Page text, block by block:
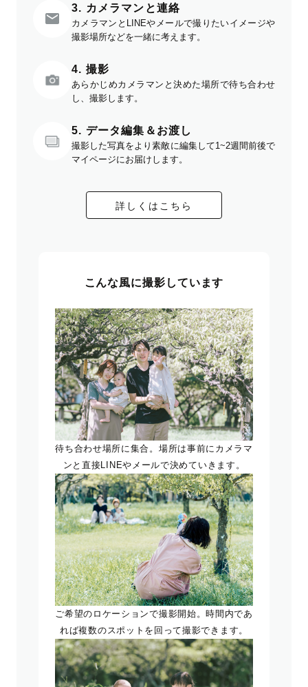
3. カメラマンと連絡
カメラマンとLINEやメールで撮りたいイメージや
撮影場所などを一緒に考えます。
4. 撮影
あらかじめカメラマンと決めた場所で待ち合わせ
し、撮影します。
5. データ編集＆お渡し
撮影した写真をより素敵に編集して1~2週間前後で
マイページにお届けします。
詳しくはこちら
こんな風に撮影しています
待ち合わせ場所に集合。場所は事前にカメラマ
ンと直接LINEやメールで決めていきます。
ご希望のロケーションで撮影開始。時間内であ
れば複数のスポットを回って撮影できます。